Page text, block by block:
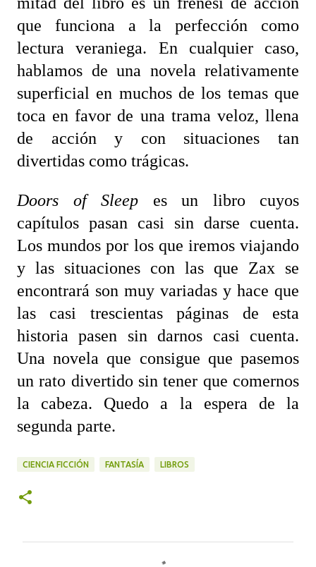
que funciona a la perfección como
lectura veraniega. En cualquier caso,
hablamos de una novela relativamente
superficial en muchos de los temas que
toca en favor de una trama veloz, llena
de acción y con situaciones tan
divertidas como trágicas.
Doors of Sleep es un libro cuyos
capítulos pasan casi sin darse cuenta.
Los mundos por los que iremos viajando
y las situaciones con las que Zax se
encontrará son muy variadas y hace que
las casi trescientas páginas de esta
historia pasen sin darnos casi cuenta.
Una novela que consigue que pasemos
un rato divertido sin tener que comernos
la cabeza. Quedo a la espera de la
segunda parte.
CIENCIA FICCIÓN FANTASÍA LIBROS